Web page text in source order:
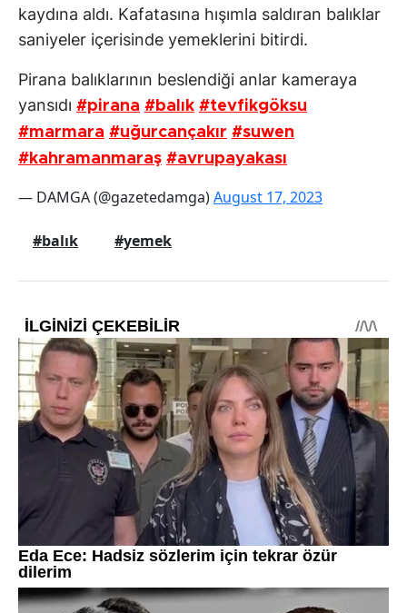
kaydına aldı. Kafatasına hışımla saldıran balıklar
saniyeler içerisinde yemeklerini bitirdi.
Pirana balıklarının beslendiği anlar kameraya
yansıdı #pirana #balık #tevfikgöksu
#marmara #uğurcançakır #suwen
#kahramanmaraş #avrupayakası
— DAMGA (@gazetedamga)August 17, 2023
#balık #yemek